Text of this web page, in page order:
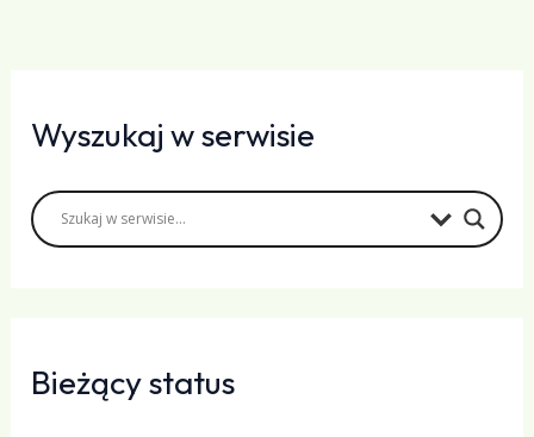
Wyszukaj w serwisie
Bieżący status